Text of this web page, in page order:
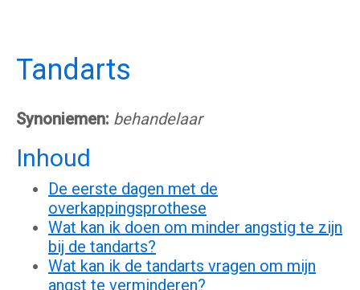
Tandarts
Synoniemen: behandelaar
Inhoud
De eerste dagen met de
overkappingsprothese
Wat kan ik doen om minder angstig te zijn
bij de tandarts?
Wat kan ik de tandarts vragen om mijn
angst te verminderen?